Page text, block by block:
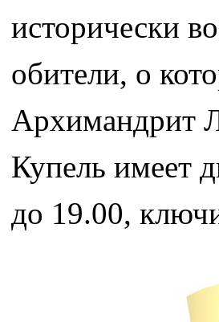
исторически
обители, о
Архимандрит
Купель имеет
до 19.00,